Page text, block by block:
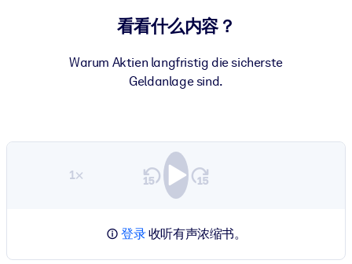
看看什么内容？
Warum Aktien langfristig die sicherste
Geldanlage sind.
1×
登录收听有声浓缩书。